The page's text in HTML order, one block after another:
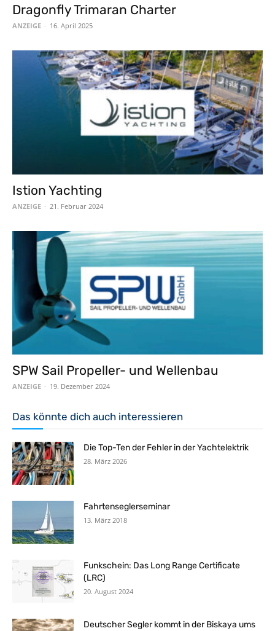
Dragonfly Trimaran Charter
ANZEIGE - 16. April 2025
Istion Yachting
ANZEIGE - 21. Februar 2024
SPW Sail Propeller- und Wellenbau
ANZEIGE - 19. Dezember 2024
Das könnte dich auch interessieren
Die Top-Ten der Fehler in der Yachtelektrik
28. März 2026
Fahrtenseglerseminar
13. März 2018
Funkschein: Das Long Range Certificate
(LRC)
20. August 2024
Deutscher Segler kommt in der Biskaya ums